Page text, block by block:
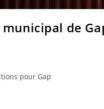
de
pour Gap